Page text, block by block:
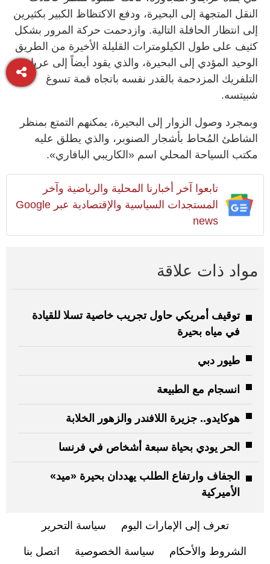
النقل المتجهة إلى البحيرة، ودفع الاكتظاظ الكبير بكثيرين
إلى انتظار الحافلة التالية. وازدحمت حركة المرور بشكل
كثيف على طول الكيلومترات القليلة الأخيرة من الطريق
الوحيد المؤدي إلى البحيرة، والذي يقود أيضاً إلى عربات
التلفريك المزدحمة بالقدر نفسه باتجاه قمة تسوغ
شبيتسه.
وبمجرد وصول الزوار إلى البحيرة، يمكنهم التمتع بمنظر
الشاطئ المُحاط بأشجار الصنوبر، والذي يطلق عليه
مكتب السياحة المحلي اسم «الكاريبي البافاري».
تابعوا آخر أخبارنا المحلية والرياضية وآخر
المستجدات السياسية والإقتصادية عبر Google
news
مواد ذات علاقة
توقيف أمريكي حاول تجريب خاصية تسلا للقيادة
في مياه بحيرة
طيور دبي
انسجام مع الطبيعة
هوكايدو.. جزيرة اللافندر والزهور الخلابة
الحر يودي بحياة سبعة أشخاص في فرنسا
الجفاف وارتفاع الطلب يهددان بحيرة «ميد»
الأميركية
تعرف إلى الإمارات اليوم سياسة التحرير
الشروط والأحكام سياسة الخصوصية اتصل بنا